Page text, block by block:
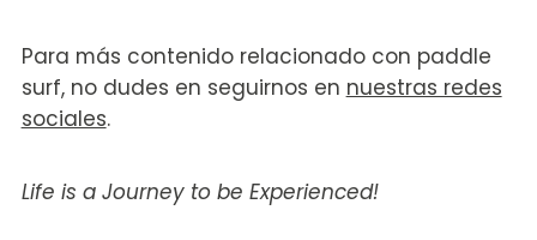
Para más contenido relacionado con paddle
surf, no dudes en seguirnos en nuestras redes
sociales.
Life is a Journey to be Experienced!